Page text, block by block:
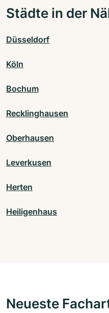
Städte in der
Düsseldorf
Köln
Bochum
Recklinghausen
Oberhausen
Leverkusen
Herten
Heiligenhaus
Neueste